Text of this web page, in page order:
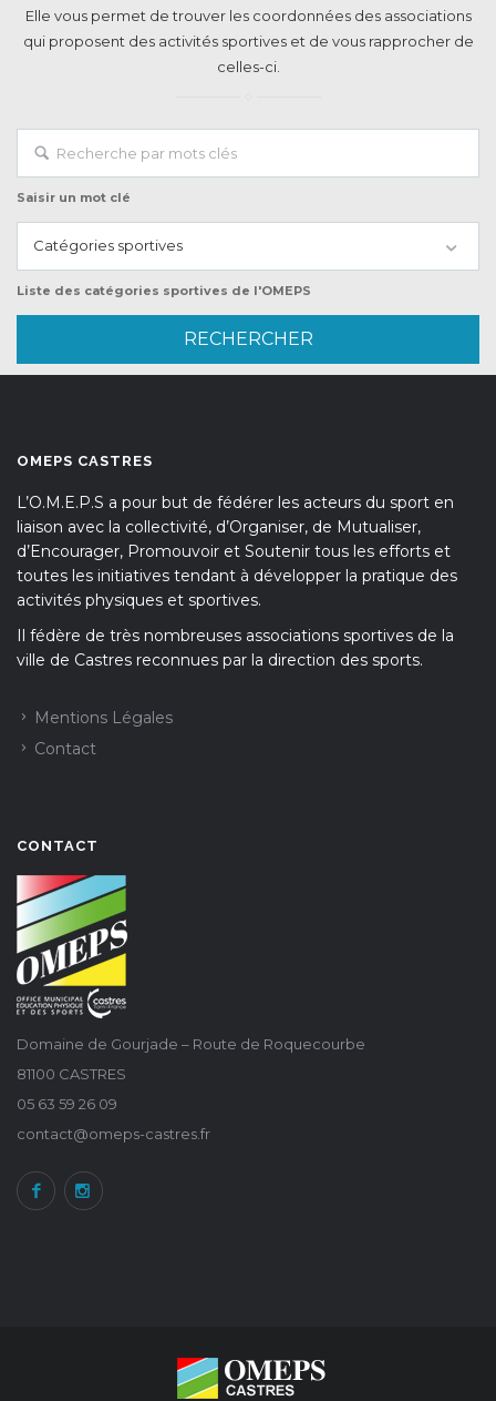
Elle vous permet de trouver les coordonnées des associations
qui proposent des activités sportives et de vous rapprocher de
celles-ci.
Saisir un mot clé
Catégories sportives
Liste des catégories sportives de l'OMEPS
OMEPS CASTRES
L’O.M.E.P.S a pour but de fédérer les acteurs du sport en
liaison avec la collectivité, d’Organiser, de Mutualiser,
d’Encourager, Promouvoir et Soutenir tous les efforts et
toutes les initiatives tendant à développer la pratique des
activités physiques et sportives.
Il fédère de très nombreuses associations sportives de la
ville de Castres reconnues par la direction des sports.
Mentions Légales
Contact
CONTACT
Domaine de Gourjade – Route de Roquecourbe
81100 CASTRES
05 63 59 26 09
contact@omeps-castres.fr